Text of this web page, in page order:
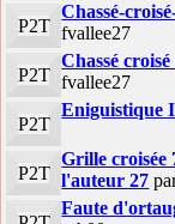
P2T
Chassé-
fvallee27
P2T
Chassé
fvallee27
P2T
Eniguistique
P2T
Grille croisée
l'auteur 27
Faute